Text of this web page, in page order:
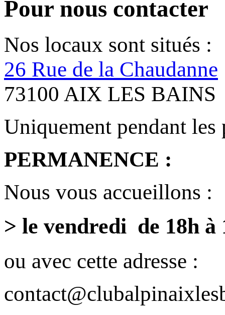
Pour nous contacter
Nos locaux sont situés :
26 Rue de la Chaudanne
73100 AIX LES BAINS
Uniquement pendant les
PERMANENCE :
Nous vous accueillons :
> le vendredi de 18h à
ou avec cette adresse :